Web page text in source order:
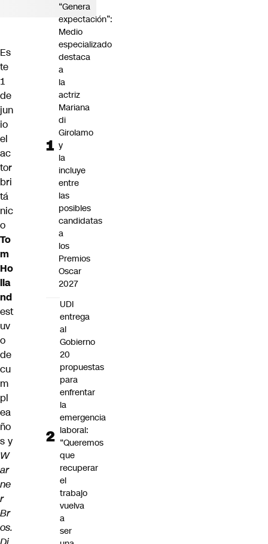
Es
te
1
de
jun
io
el
ac
tor
bri
tá
nic
o
To
m
Ho
lla
nd
est
uv
o
de
cu
m
pl
ea
ño
s y
W
ar
ne
r
Br
os.
“Genera
expectación”:
Medio
especializado
destaca
a
la
actriz
Mariana
di
Girolamo
y
la
incluye
entre
las
posibles
candidatas
a
los
Premios
Oscar
2027
UDI
entrega
al
Gobierno
20
propuestas
para
enfrentar
la
emergencia
laboral:
“Queremos
que
recuperar
el
trabajo
vuelva
a
ser